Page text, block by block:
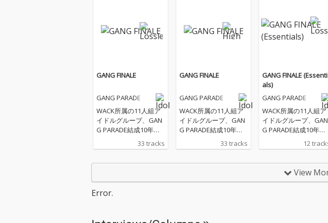
GANG FINALE
GANG PARADE
WACK所属の11人組ア
イドルグループ、GAN
G PARADE結成10年目
の記念日にリリースさ
れる作品は、GANG PA
ちの10年間の歴史が凝
33 tracks
GANG FINALE
GANG PARADE
WACK所属の11人組ア
イドルグループ、GAN
G PARADE結成10年目
の記念日にリリースさ
れる作品は、GANG PA
33 tracks
GANG FINALE (Essenti
als)
GANG PARADE
WACK所属の11人組ア
イドルグループ、GAN
G PARADE結成10年目
の記念日6月17日にリ
リースされる「GANG
NG PARADE SO LON
G!!」と11人体制での新
12
View
Error.